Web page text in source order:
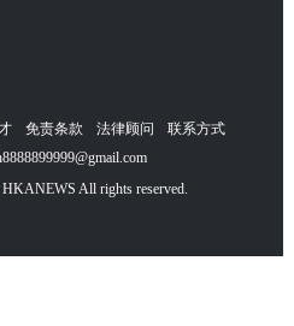
免责条款 法律顾问
联系方式
All rights reserved.